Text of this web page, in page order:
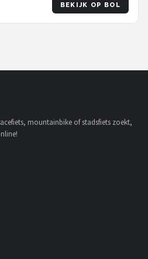
BEKIJK OP BOL
mountainbike of stadsfiets zoekt,